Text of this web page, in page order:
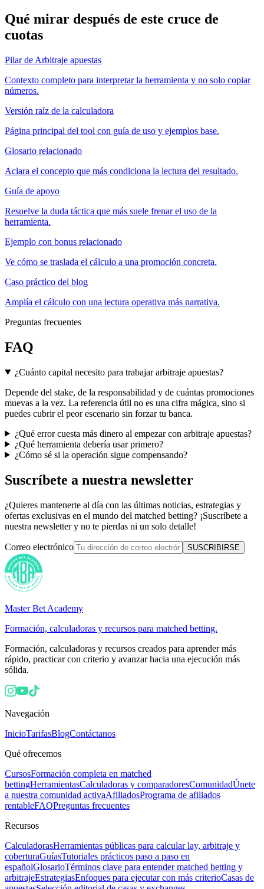
Qué mirar después de este cruce de
cuotas
Pilar de Arbitraje apuestas
Contexto completo para interpretar la herramienta y no solo copiar
números.
Versión raíz de la calculadora
Página principal del tool con guía de uso y ejemplos base.
Glosario relacionado
Aclara el concepto que más condiciona la lectura del resultado.
Guía de apoyo
Resuelve la duda táctica que más suele frenar el uso de la
herramienta.
Ejemplo con bonus relacionado
Ve cómo se traslada el cálculo a una promoción concreta.
Caso práctico del blog
Amplía el cálculo con una lectura operativa más narrativa.
Preguntas frecuentes
FAQ
¿Cuánto capital necesito para trabajar arbitraje apuestas?
Depende del stake, de la responsabilidad y de cuántas promociones
muevas a la vez. La referencia útil no es una cifra mágica, sino si
puedes cubrir el peor escenario sin forzar tu banca.
¿Qué error cuesta más dinero al empezar con arbitraje apuestas?
¿Qué herramienta debería usar primero?
¿Cómo sé si la operación sigue compensando?
Suscríbete a nuestra newsletter
¿Quieres mantenerte al día con las últimas noticias, estrategias y
ofertas exclusivas en el mundo del matched betting? ¡Suscríbete a
nuestra newsletter y no te pierdas ni un solo detalle!
Correo electrónico SUSCRIBIRSE
Master Bet Academy
Formación, calculadoras y recursos para matched betting.
Formación, calculadoras y recursos creados para aprender más
rápido, practicar con criterio y avanzar hacia una ejecución más
sólida.
Navegación
InicioTarifasBlogContáctanos
Qué ofrecemos
CursosFormación completa en matched
bettingHerramientasCalculadoras y comparadoresComunidadÚnete
a nuestra comunidad activaAfiliadosPrograma de afiliados
rentableFAQPreguntas frecuentes
Recursos
CalculadorasHerramientas públicas para calcular lay, arbitraje y
coberturaGuíasTutoriales prácticos paso a paso en
españolGlosarioTérminos clave para entender matched betting y
arbitrajeEstrategiasEnfoques para ejecutar con más criterioCasas de